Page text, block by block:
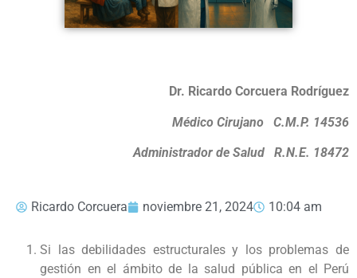
Dr. Ricardo Corcuera Rodríguez
Médico Cirujano C.M.P. 14536
Administrador de Salud R.N.E. 18472
Ricardo Corcuera noviembre 21, 2024 10:04 am
Si las debilidades estructurales y los problemas de
gestión en el ámbito de la salud pública en el Perú